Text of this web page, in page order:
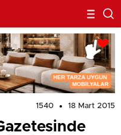
1540 18 Mart 2015